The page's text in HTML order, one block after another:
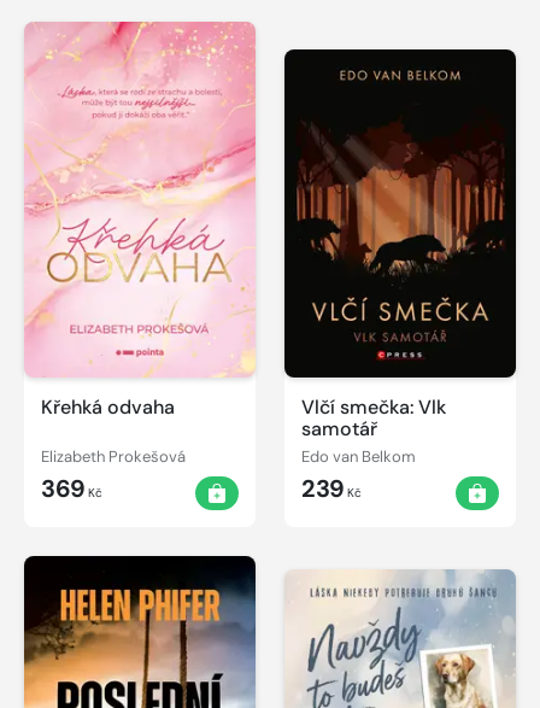
Křehká odvaha
Elizabeth Prokešová
369 Kč
Vlčí smečka: Vlk
samotář
Edo van Belkom
239 Kč